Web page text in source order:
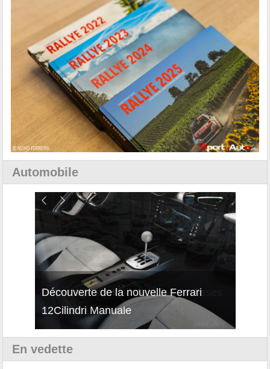
Automobile
Découverte de la nouvelle Ferrari
12Cilindri Manuale
En vedette